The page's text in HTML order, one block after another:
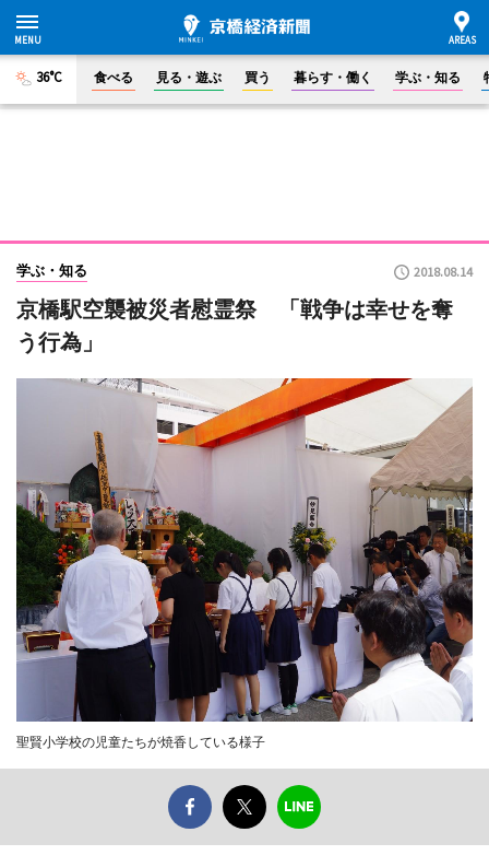
36°C 食べる 見る・遊ぶ 買う 暮らす・働く 学ぶ・知る
学ぶ・知る 2018.08.14
京橋駅空襲被災者慰霊祭 「戦争は幸せを奪
う行為」
聖賢小学校の児童たちが焼香している様子